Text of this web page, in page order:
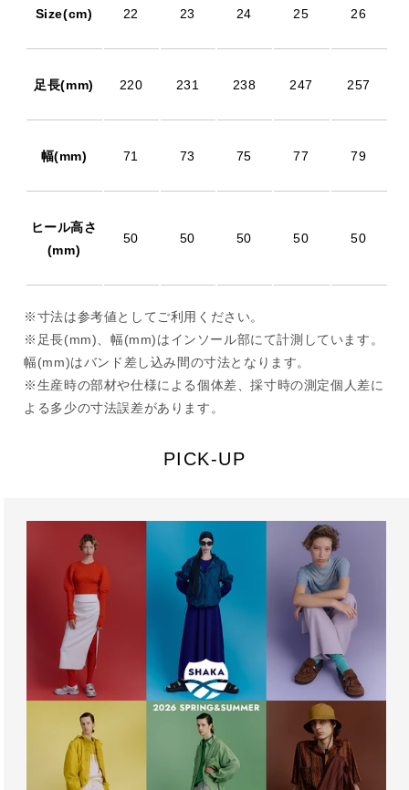
Size(cm) 22 23 24 25 26
足長(mm) 220 231 238 247 257
幅(mm) 71 73 75 77 79
ヒール高さ
(mm)
50 50 50 50 50
※寸法は参考値としてご利用ください。
※足長(mm)、幅(mm)はインソール部にて計測しています。
幅(mm)はバンド差し込み間の寸法となります。
※生産時の部材や仕様による個体差、採寸時の測定個人差に
よる多少の寸法誤差があります。
PICK-UP